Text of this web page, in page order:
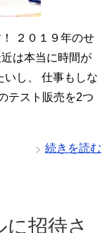
２０１９年のせ
は本当に時間が
いし、 仕事もしな
テスト販売を2つ
続きを読む
招待さ